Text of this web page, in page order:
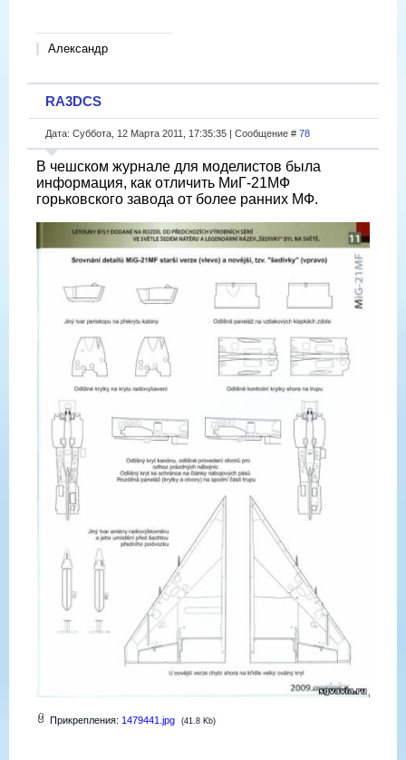
Александр
RA3DCS
Дата: Суббота, 12 Марта 2011, 17:35:35 | Сообщение # 78
В чешском журнале для моделистов была
информация, как отличить МиГ-21МФ
горьковского завода от более ранних МФ.
Прикрепления: 1479441.jpg (41.8 Kb)